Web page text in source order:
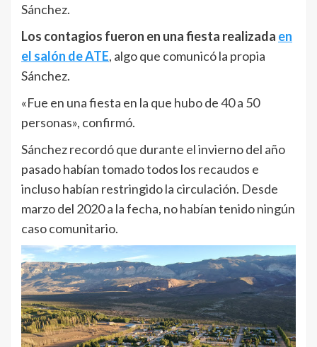
Sánchez.
Los contagios fueron en una fiesta realizada en
el salón de ATE, algo que comunicó la propia
Sánchez.
«Fue en una fiesta en la que hubo de 40 a 50
personas», confirmó.
Sánchez recordó que durante el invierno del año
pasado habían tomado todos los recaudos e
incluso habían restringido la circulación. Desde
marzo del 2020 a la fecha, no habían tenido ningún
caso comunitario.